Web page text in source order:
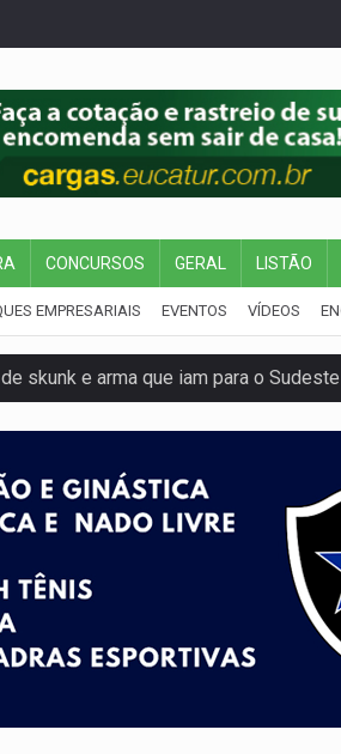
CONCURSOS GERAL LISTÃO
EMPRESARIAIS EVENTOS VÍDEOS
skunk e arma que iam para o Sudeste
armas e drogas após crime de tortur@
será apresentado na capital
frente de academia
com programação esportiva
ou petróleo em ovos
de idosos na zona Leste